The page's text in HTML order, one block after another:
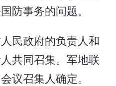
防事务的问题。
民政府的负责人和
共同召集。军地联
议召集人确定。